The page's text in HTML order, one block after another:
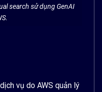
search sử dụng GenAI
vụ do AWS quản lý